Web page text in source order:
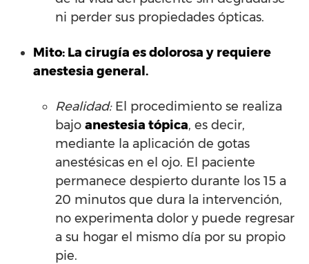
ni perder sus propiedades ópticas.
Mito: La cirugía es dolorosa y requiere
anestesia general.
Realidad:El procedimiento se realiza
bajo anestesia tópica, es decir,
mediante la aplicación de gotas
anestésicas en el ojo. El paciente
permanece despierto durante los 15 a
20 minutos que dura la intervención,
no experimenta dolor y puede regresar
a su hogar el mismo día por su propio
pie.